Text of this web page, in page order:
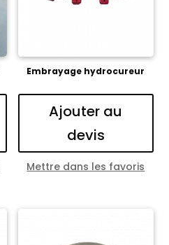
Embrayage hydrocureur
Ajouter au
devis
Mettre dans les favoris